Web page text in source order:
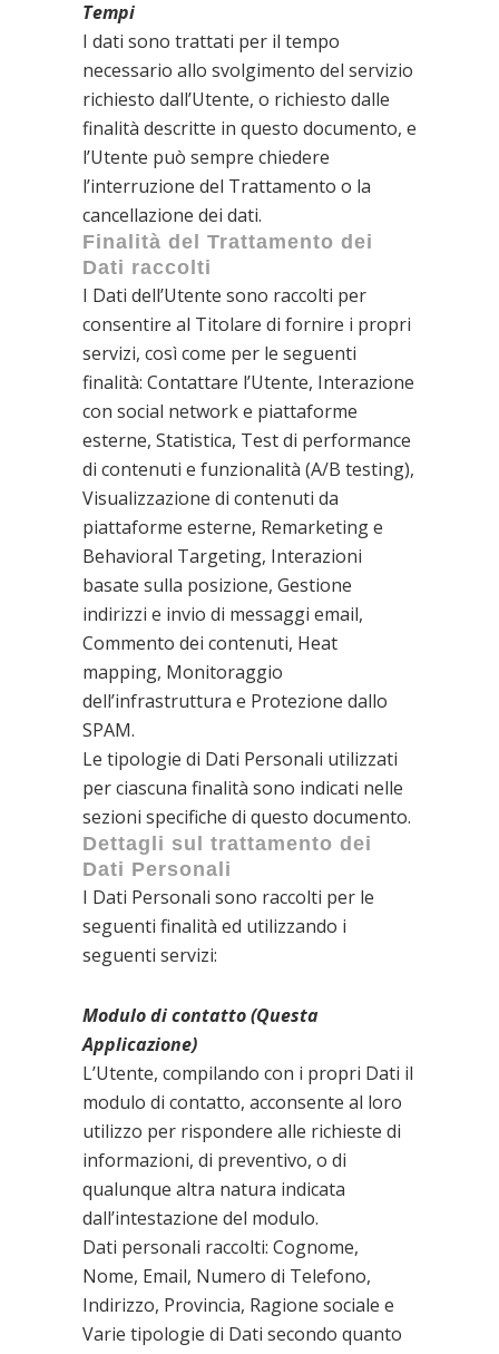
Tempi
I dati sono trattati per il tempo
necessario allo svolgimento del servizio
richiesto dall’Utente, o richiesto dalle
finalità descritte in questo documento, e
l’Utente può sempre chiedere
l’interruzione del Trattamento o la
cancellazione dei dati.
Finalità del Trattamento dei
Dati raccolti
I Dati dell’Utente sono raccolti per
consentire al Titolare di fornire i propri
servizi, così come per le seguenti
finalità: Contattare l’Utente, Interazione
con social network e piattaforme
esterne, Statistica, Test di performance
di contenuti e funzionalità (A/B testing),
Visualizzazione di contenuti da
piattaforme esterne, Remarketing e
Behavioral Targeting, Interazioni
basate sulla posizione, Gestione
indirizzi e invio di messaggi email,
Commento dei contenuti, Heat
mapping, Monitoraggio
dell’infrastruttura e Protezione dallo
SPAM.
Le tipologie di Dati Personali utilizzati
per ciascuna finalità sono indicati nelle
sezioni specifiche di questo documento.
Dettagli sul trattamento dei
Dati Personali
I Dati Personali sono raccolti per le
seguenti finalità ed utilizzando i
seguenti servizi:
Modulo di contatto (Questa
Applicazione)
L’Utente, compilando con i propri Dati il
modulo di contatto, acconsente al loro
utilizzo per rispondere alle richieste di
informazioni, di preventivo, o di
qualunque altra natura indicata
dall’intestazione del modulo.
Dati personali raccolti: Cognome,
Nome, Email, Numero di Telefono,
Indirizzo, Provincia, Ragione sociale e
Varie tipologie di Dati secondo quanto